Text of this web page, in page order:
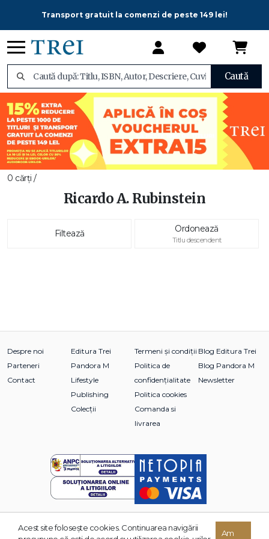
Transport gratuit la comenzi de peste 149 lei!
Caută
0 cărți /
Ricardo A. Rubinstein
Filtează Ordonează
Titlu descendent
Despre noi
Parteneri
Contact
Editura Trei
Pandora M
Lifestyle
Publishing
Colecții
Termeni și condiții
Politica de
confidențialitate
Politica cookies
Comanda si
livrarea
Blog Editura Trei
Blog Pandora M
Newsletter
© 2026 Grupul Editorial TREI. Toate drepturile rezervate.
Acest site foloseşte cookies. Continuarea navigării
Am